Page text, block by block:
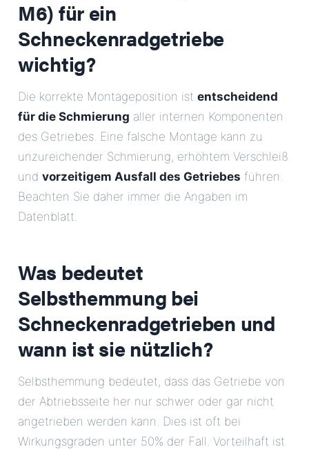
M6) für ein
Schneckenradgetriebe
wichtig?
Die korrekte Montageposition ist entscheidend
für die Schmierung aller internen Komponenten
des Getriebes. Eine falsche Montage kann zu
unzureichender Schmierung, erhöhtem Verschleiß
und vorzeitigem Ausfall des Getriebes führen.
Beachten Sie daher immer die Angaben im
Datenblatt.
Was bedeutet
Selbsthemmung bei
Schneckenradgetrieben und
wann ist sie nützlich?
Selbsthemmung bedeutet, dass das Getriebe von
der Abtriebsseite her nur schwer oder gar nicht
angetrieben werden kann. Dies ist oft bei
Wirkungsgraden unter 50% der Fall. Vorteilhaft ist